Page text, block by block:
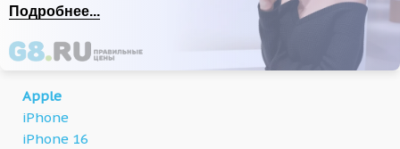
Подробнее...
Apple
iPhone
iPhone 16